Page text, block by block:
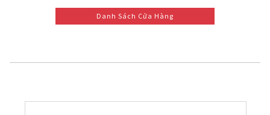
Danh Sách Cửa Hàng